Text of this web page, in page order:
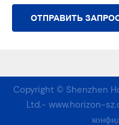
ОТПРАВИТЬ
Copyright © Shenzhen
Ltd.- www.horizon-